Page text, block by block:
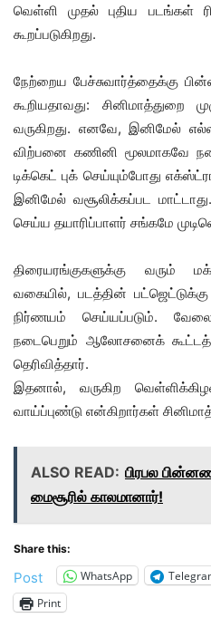
வெள்ளி முதல் புதிய படங்கள்
கூறப்படுகிறது.
நேற்றைய பேச்சுவார்த்தைக்கு
கூறியதாவது: சினிமாத்துறை
வருகிறது. எனவே, இனிமேல்
விற்பனை கணினி மூலமாகவே
டிக்கெட் புக் செய்யும்போது
இனிமேல் வசூலிக்கப்பட
செய்ய தயாரிப்பாளர் சங்கமே
திரையரங்குகளுக்கு வரும்
வகையில், படத்தின்
நிர்ணயம் செய்யப்படும்.
நடைபெறும் ஆலோசனைக்
தெரிவித்தார்.
இதனால், வருகிற
வாய்ப்புண்டு என்கிறார்கள்
ALSO READ: பிரபல
மைசூரில் காலமானார்!
Share this:
Post WhatsApp
Print